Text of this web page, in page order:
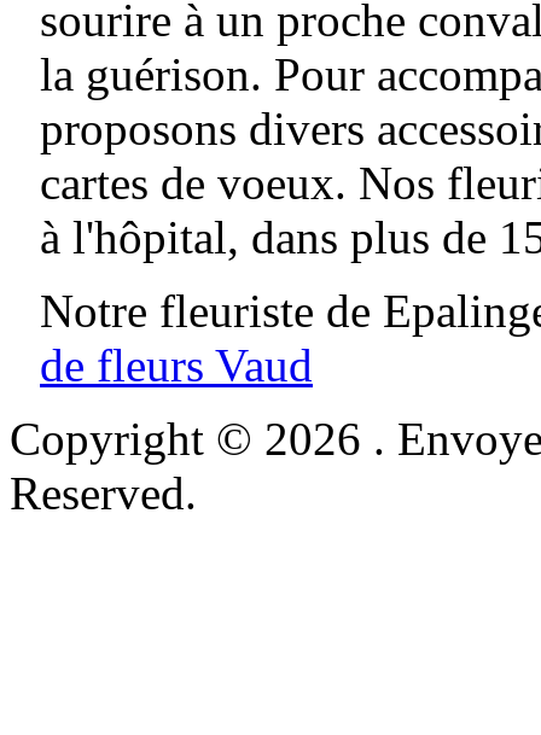
sourire à un proche
la guérison. Pour
proposons divers
cartes de voeux. Nos
à l'hôpital, dans plus de
Notre fleuriste de
de fleurs Vaud
Copyright © 2026 .
Reserved.